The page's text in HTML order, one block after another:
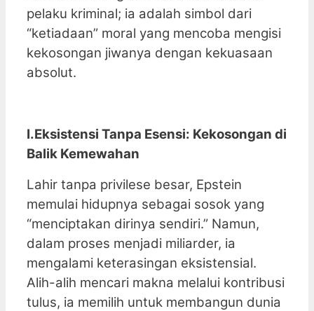
pelaku kriminal; ia adalah simbol dari
“ketiadaan” moral yang mencoba mengisi
kekosongan jiwanya dengan kekuasaan
absolut.
I.Eksistensi Tanpa Esensi: Kekosongan di
Balik Kemewahan
Lahir tanpa privilese besar, Epstein
memulai hidupnya sebagai sosok yang
“menciptakan dirinya sendiri.” Namun,
dalam proses menjadi miliarder, ia
mengalami keterasingan eksistensial.
Alih-alih mencari makna melalui kontribusi
tulus, ia memilih untuk membangun dunia